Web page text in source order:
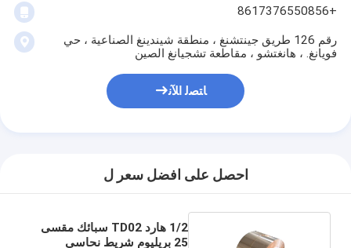
+8617376550856
رقم 126 طريق جينتشنغ ، منطقة شيندينغ الصناعية ، حي
فويانغ. ، هانغتشو ، مقاطعة تشجيانغ الصين
ﺎﺘﺼﻟ ﺍﻶﻧ
احصل على افضل سعر ل
1/2 هارد TD02 سبائك مقسى
25 بريليوم شريط نحاسي